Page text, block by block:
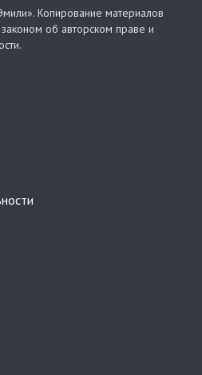
Копирование материалов
об авторском праве и